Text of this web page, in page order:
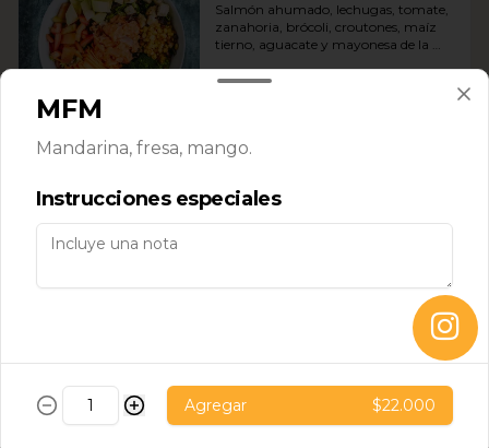
Salmón ahumado, lechugas, tomate,
zanahoria, brócoli, croutones, maíz
tierno, aguacate y mayonesa de la
Pollo, lechugas, tomates, raíces chinas,
manzana verde, croutones, aceitunas
Pollo, lechuga, mango, manzana
verde, nueces caramelizadas, ajonjolí y
MFM
Mandarina, fresa, mango.
Instrucciones especiales
Agregar $22.000